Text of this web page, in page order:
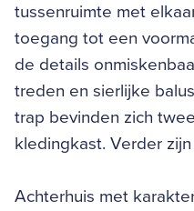
tussenruimte met
toegang tot een
de details
treden en sierlijke
trap bevinden zich
kledingkast. Verder
Achterhuis met